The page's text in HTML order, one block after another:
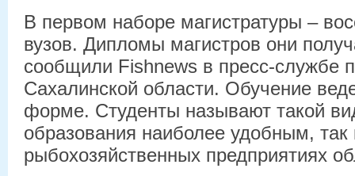
В первом наборе магистратуры –
вузов. Дипломы магистров они
сообщили Fishnews в пресс-службе
Сахалинской области. Обучение
форме. Студенты называют такой
образования наиболее удобным, так
рыбохозяйственных предприятиях